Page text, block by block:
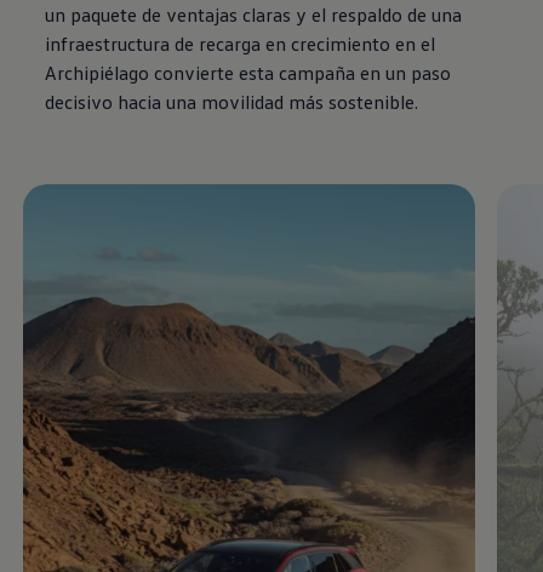
un paquete de ventajas claras y el respaldo de una
infraestructura de recarga en crecimiento en el
Archipiélago convierte esta campaña en un paso
decisivo hacia una movilidad más sostenible.